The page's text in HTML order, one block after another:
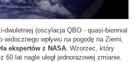
dwuletniej (oscylacja QBO - quasi-biennial
widocznego wpływu na pogodę na Ziemi,
ekspertów z NASA. Wzorzec, który
60 lat nagle uległ jednorazowej zmianie.